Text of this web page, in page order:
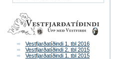
Vestfjarðatíðindi 1. tbl 2016
Vestfjarðatíðindi 2. tbl 2015
Vestfjarðatíðindi 1. tbl 2015